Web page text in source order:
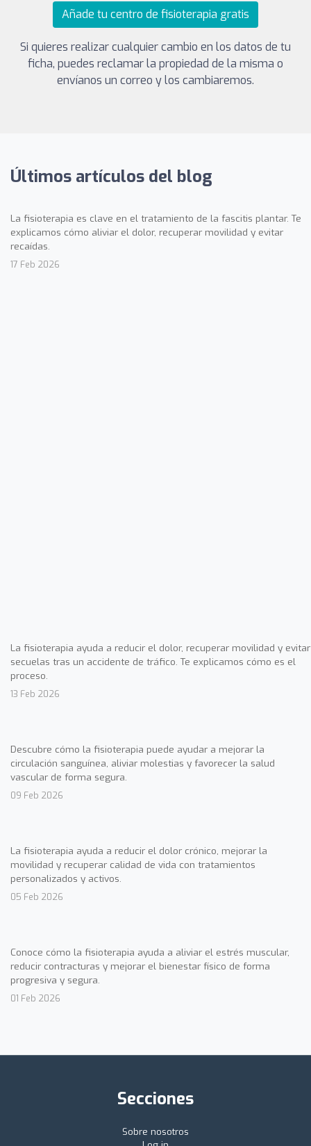
Añade tu centro de fisioterapia gratis
Si quieres realizar cualquier cambio en los datos de tu
ficha, puedes reclamar la propiedad de la misma o
envíanos un correo y los cambiaremos.
Últimos artículos del blog
La fisioterapia es clave en el tratamiento de la fascitis plantar. Te
explicamos cómo aliviar el dolor, recuperar movilidad y evitar
recaídas.
17 Feb 2026
La fisioterapia ayuda a reducir el dolor, recuperar movilidad y evitar
secuelas tras un accidente de tráfico. Te explicamos cómo es el
proceso.
13 Feb 2026
Descubre cómo la fisioterapia puede ayudar a mejorar la
circulación sanguínea, aliviar molestias y favorecer la salud
vascular de forma segura.
09 Feb 2026
La fisioterapia ayuda a reducir el dolor crónico, mejorar la
movilidad y recuperar calidad de vida con tratamientos
personalizados y activos.
05 Feb 2026
Conoce cómo la fisioterapia ayuda a aliviar el estrés muscular,
reducir contracturas y mejorar el bienestar físico de forma
progresiva y segura.
01 Feb 2026
Secciones
Sobre nosotros